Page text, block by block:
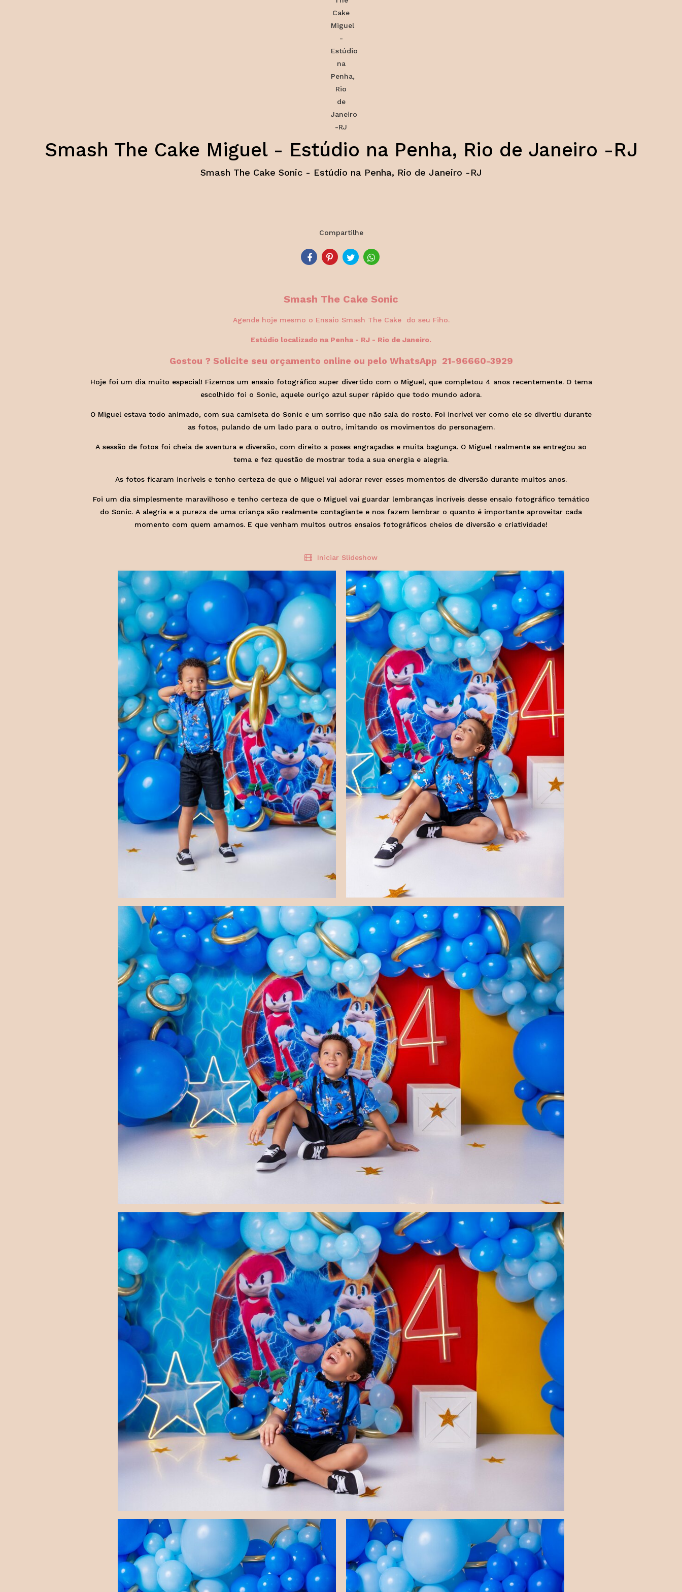
Smash The Cake Miguel - Estúdio na Penha, Rio de Janeiro -RJ
Smash The Cake Sonic - Estúdio na Penha, Rio de Janeiro -RJ
Compartilhe
Smash The Cake Sonic
Agende hoje mesmo o Ensaio Smash The Cake do seu Fiho.
Estúdio localizado na Penha - RJ - Rio de Janeiro.
Gostou ? Solicite seu orçamento online ou pelo WhatsApp 21-96660-3929
Hoje foi um dia muito especial! Fizemos um ensaio fotográfico super divertido com o Miguel, que completou 4 anos recentemente. O tema
escolhido foi o Sonic, aquele ouriço azul super rápido que todo mundo adora.
O Miguel estava todo animado, com sua camiseta do Sonic e um sorriso que não saía do rosto. Foi incrível ver como ele se divertiu durante
as fotos, pulando de um lado para o outro, imitando os movimentos do personagem.
A sessão de fotos foi cheia de aventura e diversão, com direito a poses engraçadas e muita bagunça. O Miguel realmente se entregou ao
tema e fez questão de mostrar toda a sua energia e alegria.
As fotos ficaram incríveis e tenho certeza de que o Miguel vai adorar rever esses momentos de diversão durante muitos anos.
Foi um dia simplesmente maravilhoso e tenho certeza de que o Miguel vai guardar lembranças incríveis desse ensaio fotográfico temático
do Sonic. A alegria e a pureza de uma criança são realmente contagiante e nos fazem lembrar o quanto é importante aproveitar cada
momento com quem amamos. E que venham muitos outros ensaios fotográficos cheios de diversão e criatividade!
Iniciar Slideshow